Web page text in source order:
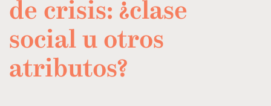
de crisis: ¿clase
social u otros
atributos?